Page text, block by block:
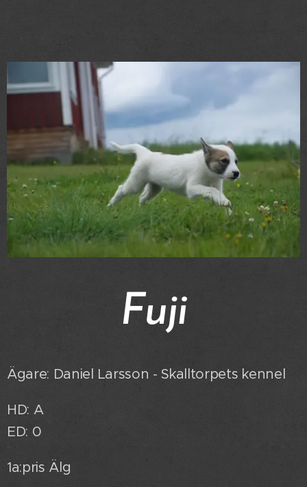
Fuji
Ägare: Daniel Larsson - Skalltorpets kennel
HD: A
ED: 0
1a:pris Älg